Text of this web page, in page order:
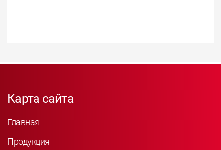
Карта сайта
Главная
Продукция